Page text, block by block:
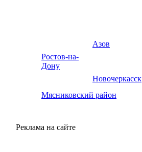
Азов
Ростов-на-
Дону
Новочеркасск
Мясниковский район
Реклама на сайте